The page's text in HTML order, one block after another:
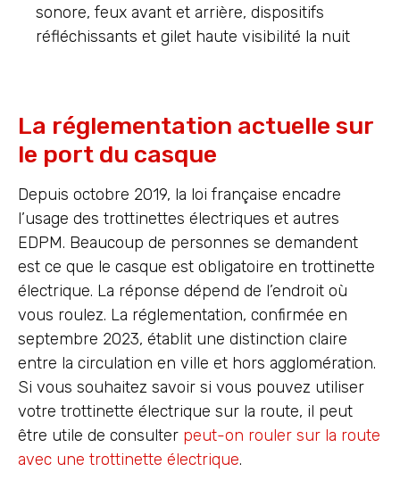
sonore, feux avant et arrière, dispositifs
réfléchissants et gilet haute visibilité la nuit
La réglementation actuelle sur
le port du casque
Depuis octobre 2019, la loi française encadre
l’usage des trottinettes électriques et autres
EDPM. Beaucoup de personnes se demandent
est ce que le casque est obligatoire en trottinette
électrique. La réponse dépend de l’endroit où
vous roulez. La réglementation, confirmée en
septembre 2023, établit une distinction claire
entre la circulation en ville et hors agglomération.
Si vous souhaitez savoir si vous pouvez utiliser
votre trottinette électrique sur la route, il peut
être utile de consulter peut-on rouler sur la route
avec une trottinette électrique.